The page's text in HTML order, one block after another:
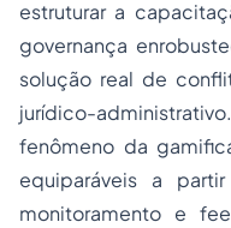
estruturar a
governança
solução real de
jurídico-
fenômeno da
equiparáveis a
monitoramento e